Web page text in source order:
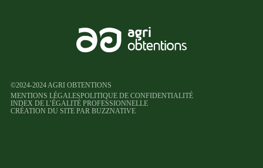
©2024-2024 AGRI OBTENTIONS
MENTIONS LÉGALESPOLITIQUE DE CONFIDENTIALITÉ
INDEX DE L’ÉGALITÉ PROFESSIONNELLE
CRÉATION DU SITE PAR BUZZNATIVE